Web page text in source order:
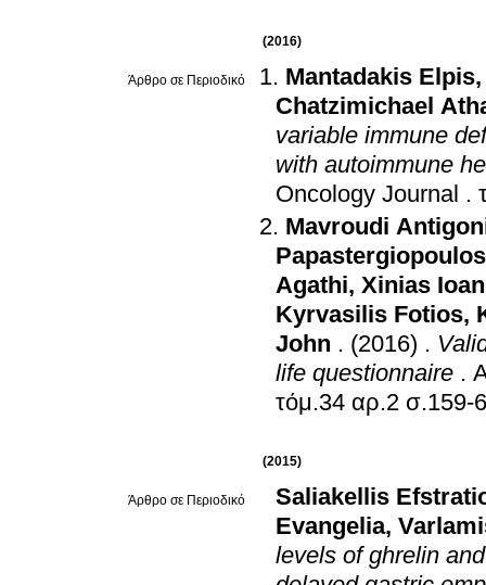
(2016)
Άρθρο σε Περιοδικό Mantadakis Elpis
Chatzimichael
variable immune
with autoimmune
Oncology Journal .
Mavroudi
Agathi, Xinias
Kyrvasilis Fotios,
John . (2016) .
life questionnaire .
τόμ.34 αρ.2
(2015)
Άρθρο σε Περιοδικό
Saliakellis
Evangelia,
levels of ghrelin